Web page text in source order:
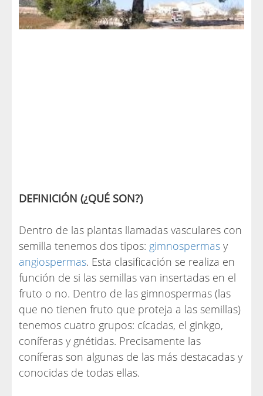
DEFINICIÓN (¿QUÉ SON?)
Dentro de las plantas llamadas vasculares con
semilla tenemos dos tipos: gimnospermas y
angiospermas. Esta clasificación se realiza en
función de si las semillas van insertadas en el
fruto o no. Dentro de las gimnospermas (las
que no tienen fruto que proteja a las semillas)
tenemos cuatro grupos: cícadas, el ginkgo,
coníferas y gnétidas. Precisamente las
coníferas son algunas de las más destacadas y
conocidas de todas ellas.